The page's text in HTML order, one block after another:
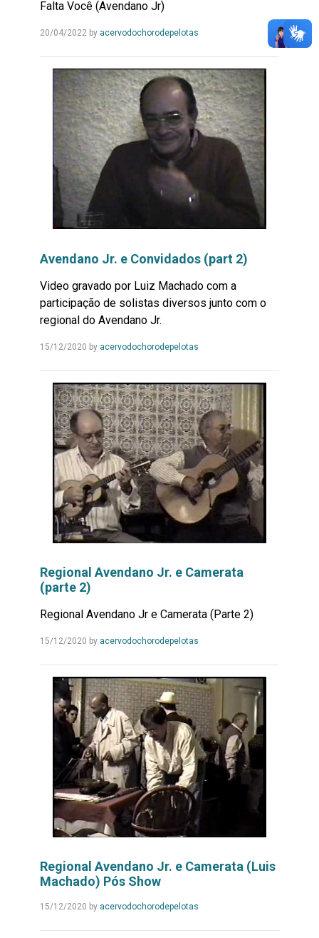
Falta Você (Avendano Jr)
20/04/2022by acervodochorodepelotasLeia
Avendano Jr. e Convidados (part 2)
Video gravado por Luiz Machado com a
participação de solistas diversos junto com o
regional do Avendano Jr.
15/12/2020 by acervodochorodepelotasLeia
Regional Avendano Jr. e Camerata
(parte 2)
Regional Avendano Jr e Camerata (Parte 2)
15/12/2020 by acervodochorodepelotasLeia
Regional Avendano Jr. e Camerata (Luis
Machado) Pós Show
15/12/2020 by acervodochorodepelotasLeia